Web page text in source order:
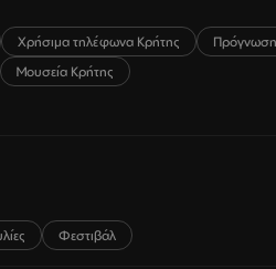
Χρήσιμα τηλέφωνα Κρήτης
Μουσεία Κρήτης
Φεστιβάλ